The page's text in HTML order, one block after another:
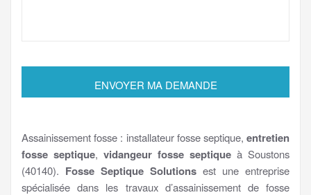
Assainissement fosse : installateur fosse septique, entretien
fosse septique, vidangeur fosse septique à Soustons
(40140). Fosse Septique Solutions est une entreprise
spécialisée dans les travaux d’assainissement de fosse